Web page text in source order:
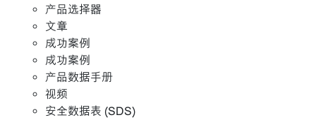
产品选择器
文章
成功案例
成功案例
产品数据手册
视频
安全数据表 (SDS)